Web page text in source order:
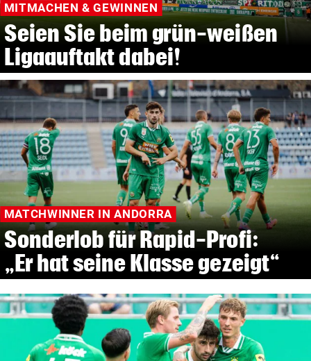
MITMACHEN & GEWINNEN
Seien Sie beim grün-weißen
Ligaauftakt dabei!
MATCHWINNER IN ANDORRA
Sonderlob für Rapid-Profi:
„Er hat seine Klasse gezeigt“